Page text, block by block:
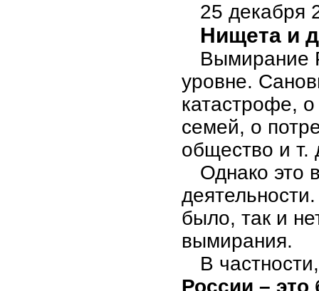
25 декабря
Нищета и
Вымирание
уровне.
катастрофе,
семей, о
общество и т.
Однако это
было, так и
вымирания.
В